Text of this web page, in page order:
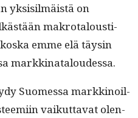
yksisilmäistä on
makro­talousti­
emme elä täysin
markkinataloudessa.
Suomes­sa markki­noil­
vaikut­ta­vat olen­